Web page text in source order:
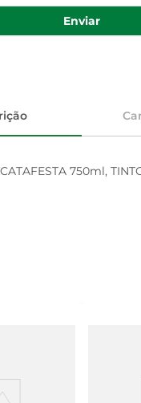
Enviar
750ml,